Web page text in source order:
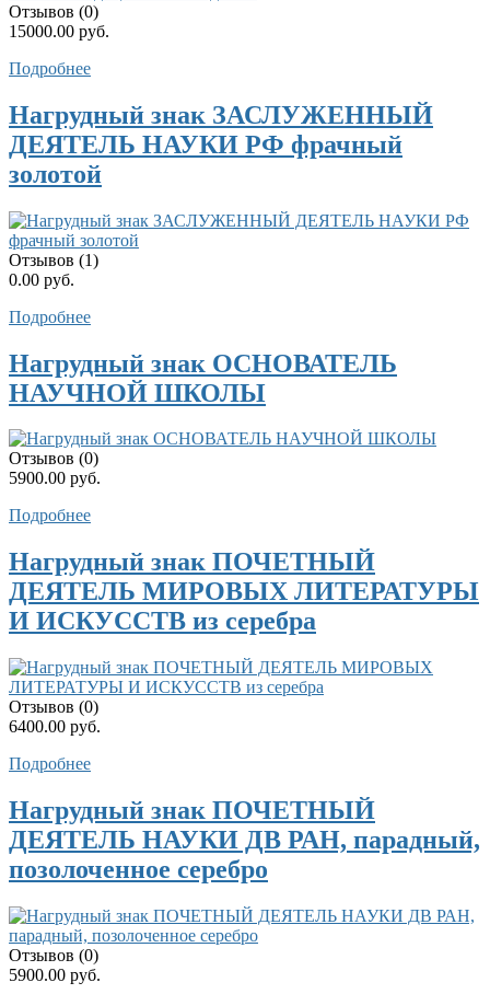
Отзывов (0)
15000.00 руб.
Подробнее
Нагрудный знак ЗАСЛУЖЕННЫЙ
ДЕЯТЕЛЬ НАУКИ РФ фрачный
золотой
Отзывов (1)
0.00 руб.
Подробнее
Нагрудный знак ОСНОВАТЕЛЬ
НАУЧНОЙ ШКОЛЫ
Отзывов (0)
5900.00 руб.
Подробнее
Нагрудный знак ПОЧЕТНЫЙ
ДЕЯТЕЛЬ МИРОВЫХ ЛИТЕРАТУРЫ
И ИСКУССТВ из серебра
Отзывов (0)
6400.00 руб.
Подробнее
Нагрудный знак ПОЧЕТНЫЙ
ДЕЯТЕЛЬ НАУКИ ДВ РАН, парадный,
позолоченное серебро
Отзывов (0)
5900.00 руб.